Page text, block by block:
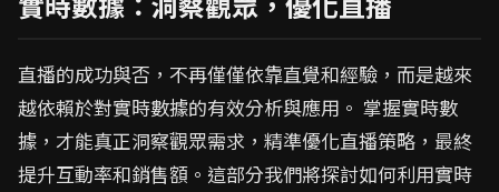
直播的成功與否，不再僅僅依靠直覺和經驗，而是越來
越依賴於對實時數據的有效分析與應用。 掌握實時數
據，才能真正洞察觀眾需求，精準優化直播策略，最終
提升互動率和銷售額。這部分我們將探討如何利用實時